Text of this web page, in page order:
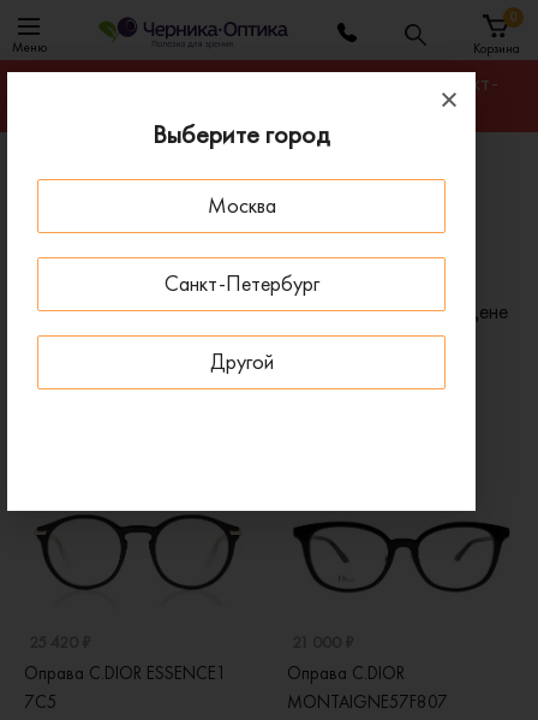
Выберите город
Москва
Санкт-Петербург
Другой
Меню Корзина
0
Гарантируем лучшую цену на любую оправу в Санкт-
Главная
Оправы для очков
Оправы женские пластиковые Dior
Женские пластиковые оправы для очков Dior
Фильтр
Сортировать по: Цене
Бренд: Dior
Оправа C.DIOR ESSENCE1
7C5
Оправа C.DIOR
MONTAIGNE57F807